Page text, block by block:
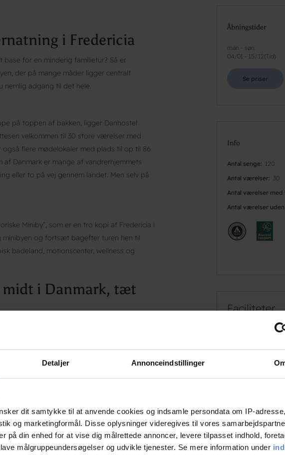
Detaljer Annonceindstillinger
dit samtykke til at anvende cookies og indsamle persondata om IP-
og marketingformål. Disse oplysninger videregives til vores
på din enhed for at vise dig målrettede annoncer, levere tilpasset indhold,
målgruppeundersøgelser og udvikle tjenester. Se mere information under
i Fredericia
for en minderig familietur? Så er
der på mange måder ligger centralt
adgang til det hele.
på toppen af bakken, ligger Danhostel
velkommen til 30 store værelser med
flere mødelokaler med plads til op til 86
Danmark er mange af vandrerhjemmets
eller to på vej gennem landet. Men selv på
Miniby”, som er en tro kopi af Fredericia i
minibyen og fortsæt bagefter turen hen til
badeland, motionscenter, wellness og
midt i Danmark, tæt
Fredericia er et oplagt valg for
hoteller i Fredericia. Hostellet er
og grupper til kursister og
wifi, adgang til gæstekøkken og
konferencer og kurser.
i Fredericia
voldanlæg fra fæstningsbyen er
gåture med flot udsigt. Ned mod Lillebælt
centrum og gågaderne er inden for
Åbningstider
man - søn
04/01 - 15/12( Tid)
Se priser
Info
Antal senge
120
Antal værelser 30
Antal værelser
Antal værelser
Faciliteter
Sportshal